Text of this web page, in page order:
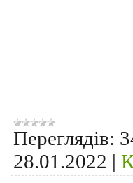
Переглядів:
28.01.2022 |